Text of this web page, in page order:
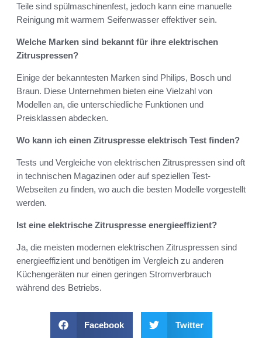
Teile sind spülmaschinenfest, jedoch kann eine manuelle
Reinigung mit warmem Seifenwasser effektiver sein.
Welche Marken sind bekannt für ihre elektrischen
Zitruspressen?
Einige der bekanntesten Marken sind Philips, Bosch und
Braun. Diese Unternehmen bieten eine Vielzahl von
Modellen an, die unterschiedliche Funktionen und
Preisklassen abdecken.
Wo kann ich einen Zitruspresse elektrisch Test finden?
Tests und Vergleiche von elektrischen Zitruspressen sind oft
in technischen Magazinen oder auf speziellen Test-
Webseiten zu finden, wo auch die besten Modelle vorgestellt
werden.
Ist eine elektrische Zitruspresse energieeffizient?
Ja, die meisten modernen elektrischen Zitruspressen sind
energieeffizient und benötigen im Vergleich zu anderen
Küchengeräten nur einen geringen Stromverbrauch
während des Betriebs.
Facebook Twitter